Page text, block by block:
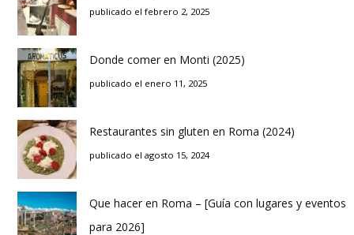
publicado el febrero 2, 2025
Donde comer en Monti (2025)
publicado el enero 11, 2025
Restaurantes sin gluten en Roma (2024)
publicado el agosto 15, 2024
Que hacer en Roma – [Guía con lugares y eventos
para 2026]